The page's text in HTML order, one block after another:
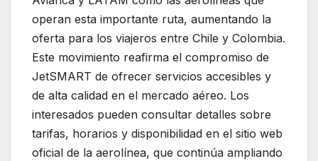
operan esta importante ruta, aumentando la
oferta para los viajeros entre Chile y Colombia.
Este movimiento reafirma el compromiso de
JetSMART de ofrecer servicios accesibles y
de alta calidad en el mercado aéreo. Los
interesados pueden consultar detalles sobre
tarifas, horarios y disponibilidad en el sitio web
oficial de la aerolínea, que continúa ampliando